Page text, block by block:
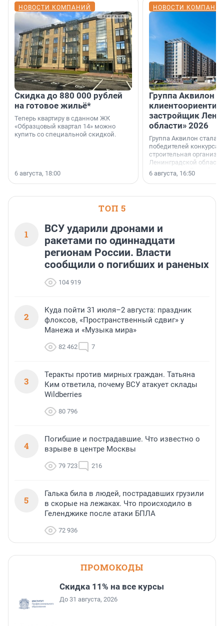
НОВОСТИ КОМПАНИЙ
Скидка до 880 000 рублей
на готовое жильё*
Теперь квартиру в сданном ЖК
«Образцовый квартал 14» можно
купить со специальной скидкой.
6 августа, 18:00
НОВОСТИ
Группа Аквилон
застройщик
области» 2026
Группа Аквилон стала
победителей конкурса
строительная
Ленинградской области
номинации «Самый
застройщик
области».
6 августа, 16:50
ТОП 5
1
ВСУ ударили дронами и
ракетами по одиннадцати
регионам России. Власти
сообщили о погибших и раненых
104 919
2
Куда пойти 31 июля–2 августа: праздник
флоксов, «Пространственный сдвиг» у
Манежа и «Музыка мира»
82 462 7
3
Теракты против мирных граждан. Татьяна
Ким ответила, почему ВСУ атакует склады
Wildberries
80 796
4
Погибшие и пострадавшие. Что известно о
взрыве в центре Москвы
79 723 216
5
Галька била в людей, пострадавших грузили
в скорые на лежаках. Что происходило в
Геленджике после атаки БПЛА
72 936
ПРОМОКОДЫ
Скидка 11% на все курсы
До 31 августа, 2026